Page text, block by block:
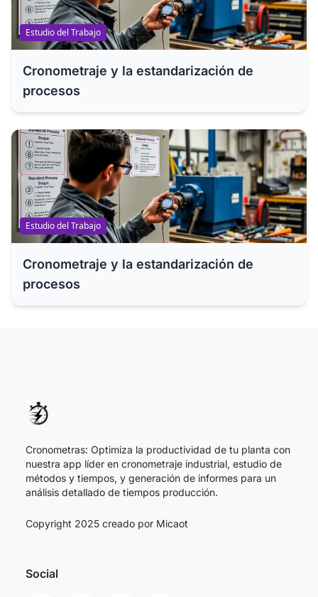
Estudio del Trabajo
Cronometraje y la estandarización de
procesos
Estudio del Trabajo
Cronometraje y la estandarización de
procesos
Cronometras: Optimiza la productividad de tu planta con
nuestra app líder en cronometraje industrial, estudio de
métodos y tiempos, y generación de informes para un
análisis detallado de tiempos producción.
Copyright 2025 creado por Micaot
Social